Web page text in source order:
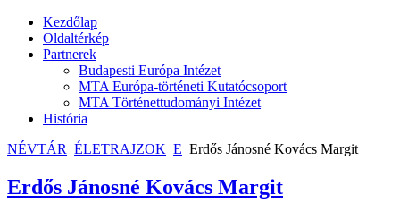
Kezdőlap
Oldaltérkép
Partnerek
Budapesti Európa Intézet
MTA Európa-történeti Kutatócsoport
MTA Történettudományi Intézet
História
NÉVTÁR ÉLETRAJZOK E Erdős Jánosné Kovács Margit
Erdős Jánosné Kovács Margit